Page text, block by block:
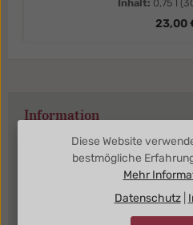
Inhalt: 0,75 l
23,00
Information
Kundenbereich
Diese Website
bestmögliche
Mehr
Datenschutz|